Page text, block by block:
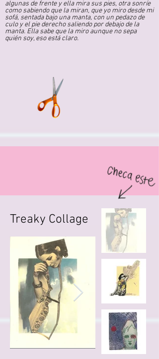
algunas de frente y ella mira sus pies, otra sonríe
como sabiendo que la miran, que yo miro desde mi
sofá, sentada bajo una manta, con un pedazo de
culo y el pie derecho saliendo por debajo de la
manta. Ella sabe que la miro aunque no sepa
quién soy, eso está claro.
Treaky Collage